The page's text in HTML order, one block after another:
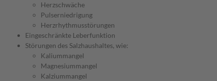
Herzschwäche
Pulserniedrigung
Herzrhythmusstörungen
Eingeschränkte Leberfunktion
Störungen des Salzhaushaltes, wie:
Kaliummangel
Magnesiummangel
Kalziummangel